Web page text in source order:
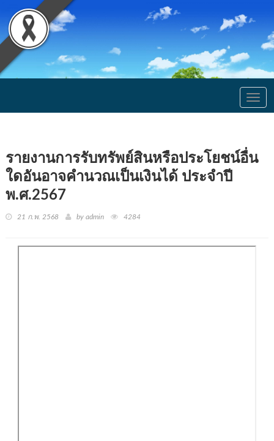
รายงานการรับทรัพย์สินหรือประโยชน์อื่น
ใดอันอาจคำนวณเป็นเงินได้ ประจำปี
พ.ศ.2567
21 ก.พ. 2568 by admin 4284